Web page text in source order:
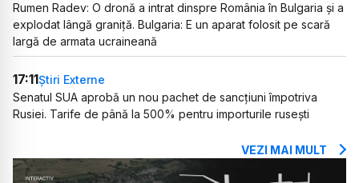
Rumen Radev: O dronă a intrat dinspre România în Bulgaria și a
explodat lângă graniță. Bulgaria: E un aparat folosit pe scară
largă de armata ucraineană
17:11Știri Externe
Senatul SUA aprobă un nou pachet de sancțiuni împotriva
Rusiei. Tarife de până la 500% pentru importurile rusești
VEZI MAI MULT